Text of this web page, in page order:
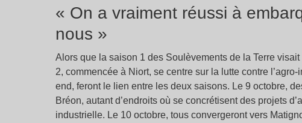
« On a vraiment réussi à
nous »
Alors que la saison 1 des Soulèvements de la Terre
2, commencée à Niort, se centre sur la lutte contre
end, feront le lien entre les deux saisons. Le 9 octobre,
Bréon, autant d’endroits où se concrétisent des projets
industrielle. Le 10 octobre, tous convergeront vers